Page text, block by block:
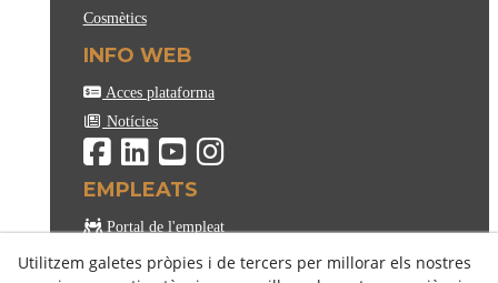
Cosmètics
INFO WEB
Acces plataforma
Notícies
EMPLEATS
Portal de l'empleat
MÈTODES DE PAGAMENT
Utilitzem galetes pròpies i de tercers per millorar els nostres